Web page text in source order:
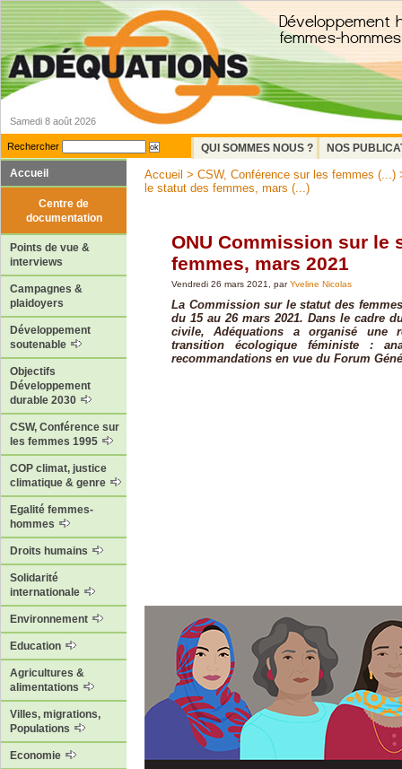
Samedi 8 août 2026
Rechercher QUI SOMMES NOUS ?
NOS
Accueil
Centre de
documentation
Points de vue &
interviews
Campagnes &
plaidoyers
Développement
soutenable
Objectifs
Développement
durable 2030
CSW, Conférence sur
les femmes 1995
COP climat, justice
climatique & genre
Egalité femmes-
hommes
Droits humains
Solidarité
internationale
Environnement
Education
Agricultures &
alimentations
Villes, migrations,
Populations
Economie
Accueil > CSW, Conférence sur les femmes (...)
le statut des femmes, mars (...)
ONU Commission sur le
femmes, mars 2021
Vendredi 26 mars 2021, parYveline Nicolas
La Commission sur le statut des femmes
du 15 au 26 mars 2021. Dans le cadre
civile, Adéquations a organisé une
transition écologique féministe :
recommandations en vue du Forum